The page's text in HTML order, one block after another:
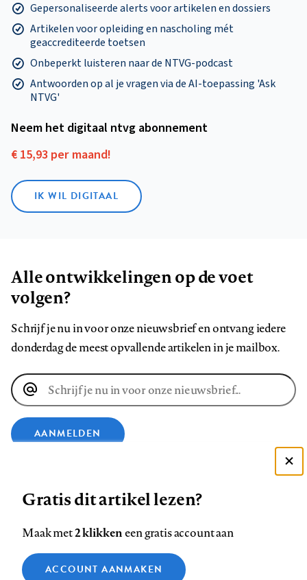
Gepersonaliseerde alerts voor artikelen en dossiers
Artikelen voor opleiding en nascholing mét
geaccrediteerde toetsen
Onbeperkt luisteren naar de NTVG-podcast
Antwoorden op al je vragen via de AI-toepassing 'Ask
NTVG'
Neem het digitaal ntvg abonnement
€ 15,93 per maand!
IK WIL DIGITAAL
Alle ontwikkelingen op de voet
volgen?
Schrijf je nu in voor onze nieuwsbrief en ontvang iedere
donderdag de meest opvallende artikelen in je mailbox.
E-
mailadres
AANMELDEN
op
op
op
ons
op
Contact Colofon Disclaimer Privacy
Zie onze cookie policy
Gratis dit artikel lezen?
Maak met2 klikkeneen gratis account aan
ACCOUNT AANMAKEN